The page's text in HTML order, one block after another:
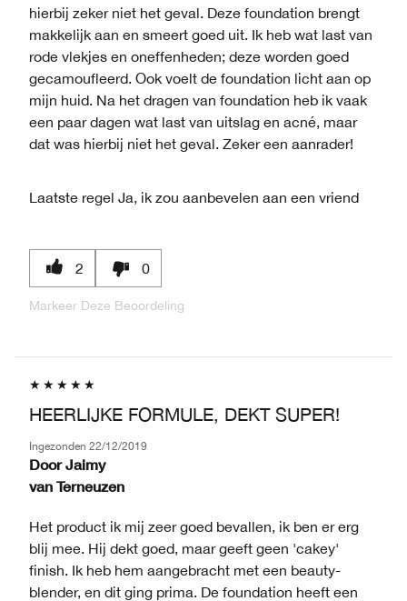
hierbij zeker niet het geval. Deze foundation brengt
makkelijk aan en smeert goed uit. Ik heb wat last van
rode vlekjes en oneffenheden; deze worden goed
gecamoufleerd. Ook voelt de foundation licht aan op
mijn huid. Na het dragen van foundation heb ik vaak
een paar dagen wat last van uitslag en acné, maar
dat was hierbij niet het geval. Zeker een aanrader!
Laatste regel Ja, ik zou aanbevelen aan een vriend
2 0
Markeer Deze Beoordeling
HEERLIJKE FORMULE, DEKT SUPER!
Ingezonden 22/12/2019
Door Jaimy
van Terneuzen
Het product ik mij zeer goed bevallen, ik ben er erg
blij mee. Hij dekt goed, maar geeft geen 'cakey'
finish. Ik heb hem aangebracht met een beauty-
blender, en dit ging prima. De foundation heeft een